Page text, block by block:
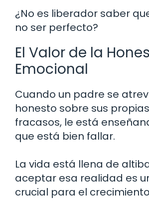
¿No es liberador saber
no ser perfecto?
El Valor de la
Emocional
Cuando un padre se
honesto sobre sus
fracasos, le está
que está bien fallar.
La vida está llena de
aceptar esa realidad es
crucial para el